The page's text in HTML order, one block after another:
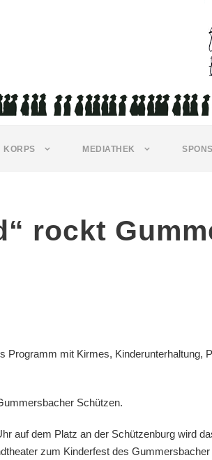
KORPS MEDIATHEK
rockt
mit Kirmes, Kinderunterhaltung,
Schützen.
auf dem Platz an der Schützenburg wird
zum Kinderfest des